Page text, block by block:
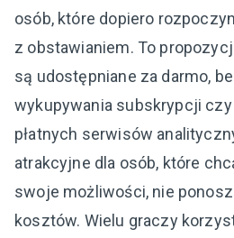
osób, które dopiero
z obstawianiem. To
są udostępniane za darmo,
wykupywania subskrypcji
płatnych serwisów
atrakcyjne dla osób, które
swoje możliwości, nie
kosztów. Wielu graczy